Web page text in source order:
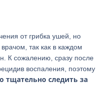
от грибка ушей, но
так как в каждом
К сожалению, сразу после
воспаления, поэтому
тщательно следить за